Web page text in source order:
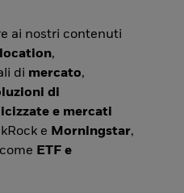
ai nostri contenuti
,
di mercato,
di
e mercati
e Morningstar,
ETF e